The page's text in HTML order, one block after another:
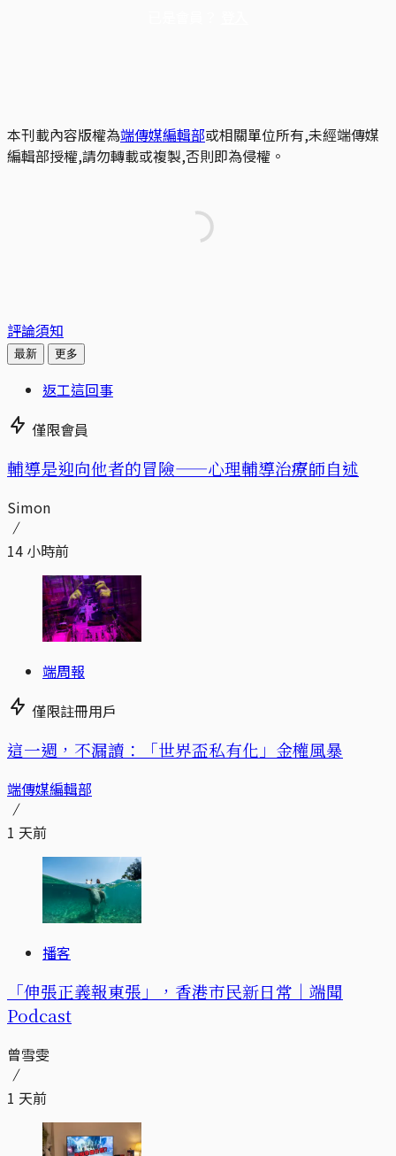
本刊載內容版權為端傳媒編輯部或相關單位所有,未經端傳媒
編輯部授權,請勿轉載或複製,否則即為侵權。
評論須知
最新 更多
返工這回事
僅限會員
輔導是迎向他者的冒險——心理輔導治療師自述
Simon
14 小時前
端周報
僅限註冊用戶
這一週，不漏讀：「世界盃私有化」金權風暴
端傳媒編輯部
1 天前
播客
「伸張正義報東張」，香港市民新日常｜端聞
Podcast
曾雪雯
1 天前